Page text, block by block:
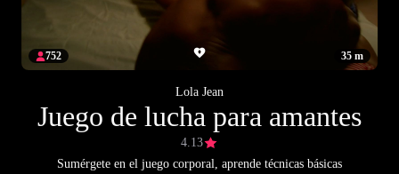
35 m
752
Lola Jean
Juego de lucha para amantes
4.13
Sumérgete en el juego corporal, aprende técnicas básicas